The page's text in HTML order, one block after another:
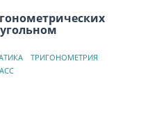
ТРИГОНОМЕТРИЯ